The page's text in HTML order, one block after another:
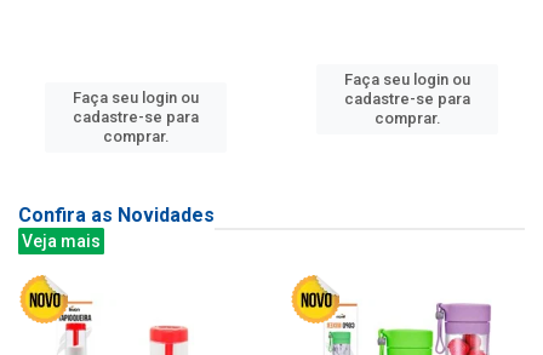
Faça seu login ou
cadastre-se para
comprar.
Faça seu login ou
cadastre-se para
comprar.
Confira as Novidades
Veja mais